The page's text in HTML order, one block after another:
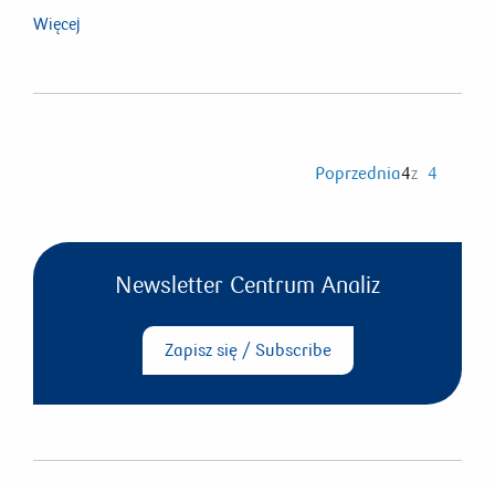
Więcej
Poprzednia4z 4
Newsletter Centrum Analiz
Zapisz się / Subscribe